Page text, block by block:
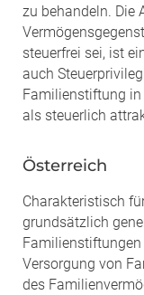
zu behandeln. Die
steuerfrei sei, ist
auch
Familienstiftung
als steuerlich
Österreich
Charakteristisch
grundsätzlich
Versorgung von
des